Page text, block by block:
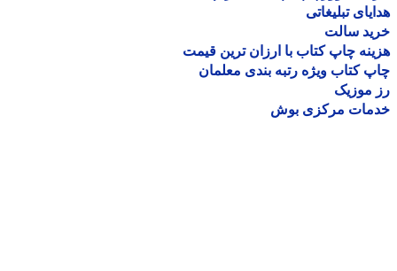
تبلیغاتی
سالت
چاپ کتاب با ارزان ترین قیمت
کتاب ویژه رتبه بندی معلمان
موزیک
مرکزی بوش